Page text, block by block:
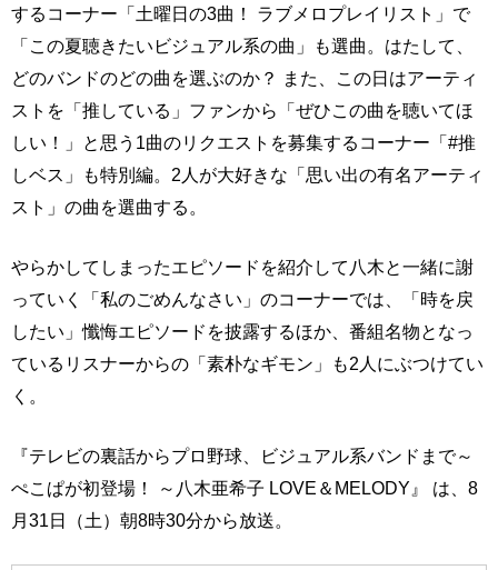
するコーナー「土曜日の3曲！ ラブメロプレイリスト」で
「この夏聴きたいビジュアル系の曲」も選曲。はたして、
どのバンドのどの曲を選ぶのか？ また、この日はアーティ
ストを「推している」ファンから「ぜひこの曲を聴いてほ
しい！」と思う1曲のリクエストを募集するコーナー「#推
しベス」も特別編。2人が大好きな「思い出の有名アーティ
スト」の曲を選曲する。
やらかしてしまったエピソードを紹介して八木と一緒に謝
っていく「私のごめんなさい」のコーナーでは、「時を戻
したい」懺悔エピソードを披露するほか、番組名物となっ
ているリスナーからの「素朴なギモン」も2人にぶつけてい
く。
『テレビの裏話からプロ野球、ビジュアル系バンドまで～
ぺこぱが初登場！ ～八木亜希子 LOVE＆MELODY』 は、8
月31日（土）朝8時30分から放送。